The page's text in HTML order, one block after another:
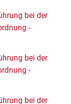
bei der
-
bei der
-
bei der